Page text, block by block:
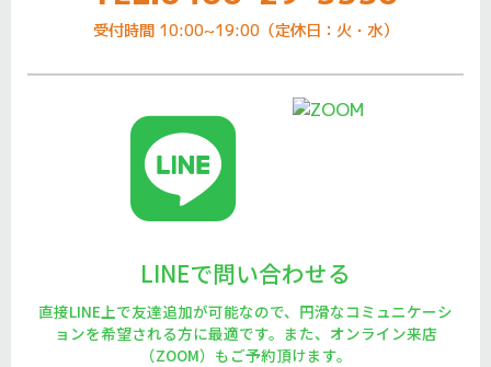
受付時間 10:00~19:00（定休日：火・水）
LINEで問い合わせる
直接LINE上で友達追加が可能なので、円滑なコミュニケーシ
ョンを希望される方に最適です。また、オンライン来店
（ZOOM）もご予約頂けます。